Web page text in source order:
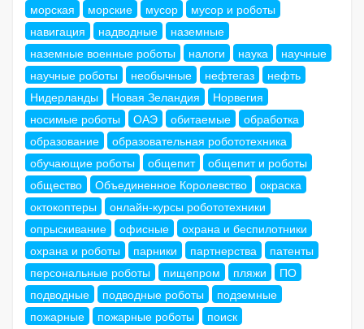
морская
морские мусор
мусор и роботы
навигация
надводные
наземные
наземные военные роботы
налоги наука
научные
научные роботы
необычные нефтегаз
нефть
Нидерланды
Новая Зеландия
Норвегия
носимые роботы
ОАЭ обитаемые
обработка
образование
образовательная робототехника
обучающие роботы
общепит
общепит и роботы
общество
Объединенное Королевство
окраска
октокоптеры
онлайн-курсы робототехники
опрыскивание
офисные
охрана и беспилотники
охрана и роботы
парники партнерства
патенты
персональные роботы
пищепром пляжи
ПО
подводные
подводные роботы
подземные
пожарные
пожарные роботы
поиск